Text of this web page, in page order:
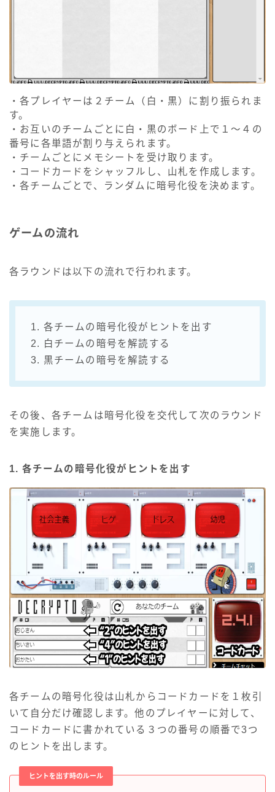
・各プレイヤーは２チーム（白・黒）に割り振られま
す。
・お互いのチームごとに白・黒のボード上で１～４の
番号に各単語が割り与えられます。
・チームごとにメモシートを受け取ります。
・コードカードをシャッフルし、山札を作成します。
・各チームごとで、ランダムに暗号化役を決めます。
ゲームの流れ
各ラウンドは以下の流れで行われます。
1. 各チームの暗号化役がヒントを出す
2. 白チームの暗号を解読する
3. 黒チームの暗号を解読する
その後、各チームは暗号化役を交代して次のラウンド
を実施します。
1. 各チームの暗号化役がヒントを出す
各チームの暗号化役は山札からコードカードを１枚引
いて自分だけ確認します。他のプレイヤーに対して、
コードカードに書かれている３つの番号の順番で3つ
のヒントを出します。
ヒントを出す時のルール